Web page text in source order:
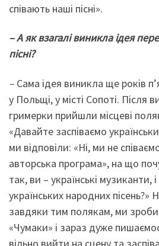
співають наші пісні».
–А як взагалі виникла ідея
пісні?
– Сама ідея виникла ще років
у Польщі, у місті Сопоті. Після
гримерки прийшли місцеві
«Давайте заспіваємо
ми відповіли: «Ні, ми не
авторська програма», на що
так, ви – українські музиканти,
українських народних пісень?»
завдяки тим полякам, ми
«Чумаки» і зараз дуже
вільно вийти на сцену та